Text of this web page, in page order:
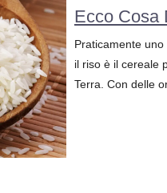
Ecco Cosa
Praticamente
il riso è il cereale
Terra. Con delle